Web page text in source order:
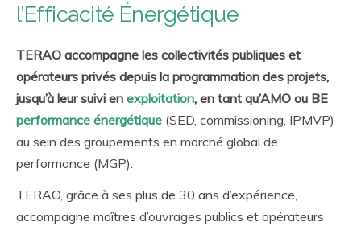
l’Efficacité Énergétique
TERAO accompagne les collectivités publiques et
opérateurs privés depuis la programmation des projets,
jusqu’à leur suivi en exploitation, en tant qu’AMO ou BE
performance énergétique (SED, commissioning, IPMVP)
au sein des groupements en marché global de
performance (MGP).
TERAO, grâce à ses plus de 30 ans d’expérience,
accompagne maîtres d’ouvrages publics et opérateurs